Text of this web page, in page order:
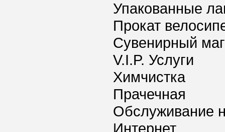
Упакованные
Прокат
Сувенирный
V.I.P. Услуги
Химчистка
Прачечная
Обслуживание
Интернет